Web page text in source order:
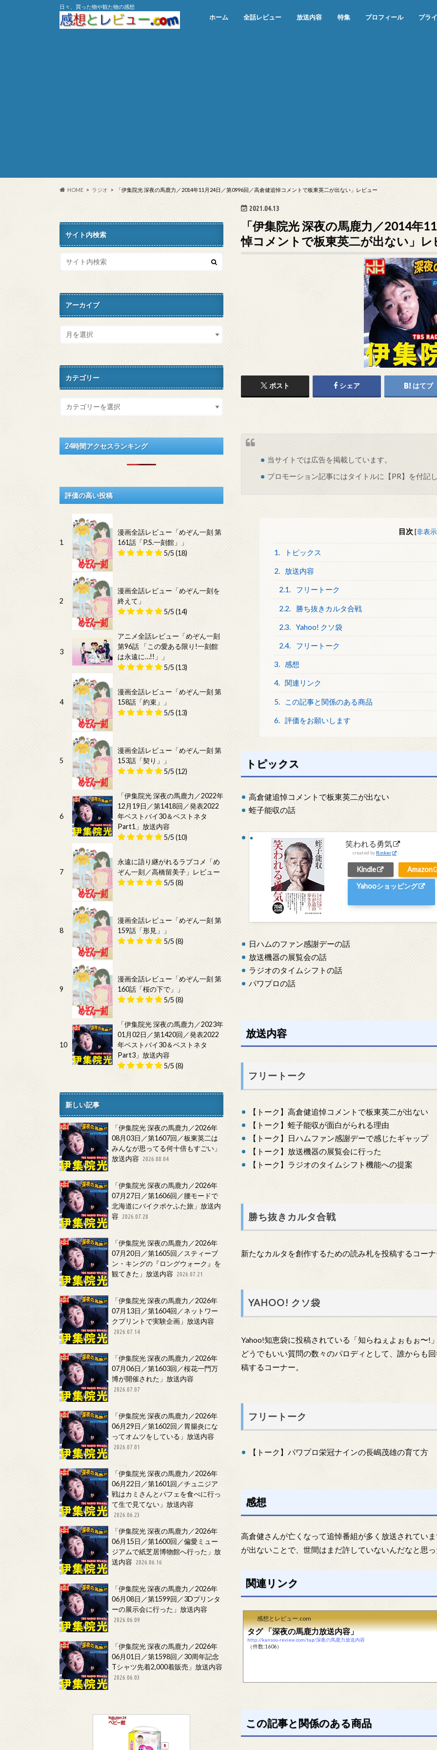
日々、買った物や観た物の感想
ホーム 全話レビュー 放送内容 特集 プロフィール プラ
HOME ラジオ 「伊集院光 深夜の馬鹿力／2014年11月24日／第0996回／高倉健追悼コメントで板東英二が出ない」レビュー
2021.04.13
「伊集院光 深夜の馬鹿力／2014年
悼コメントで板東英二が出ない」レ
ポスト シェア はてブ
当サイトでは広告を掲載しています。
プロモーション記事にはタイトルに【PR】を付記
目次 [非表示
1. トピックス
2. 放送内容
2.1. フリートーク
2.2. 勝ち抜きカルタ合戦
2.3. Yahoo! クソ袋
2.4. フリートーク
3. 感想
4. 関連リンク
5. この記事と関係のある商品
6. 評価をお願いします
トピックス
高倉健追悼コメントで板東英二が出ない
蛭子能収の話
笑われる勇気
created by Rinker
Kindle
Amazon
Yahooショッピング
日ハムのファン感謝デーの話
放送機器の展覧会の話
ラジオのタイムシフトの話
パワプロの話
放送内容
フリートーク
【トーク】高倉健追悼コメントで板東英二が出ない
【トーク】蛭子能収が面白がられる理由
【トーク】日ハムファン感謝デーで感じたギャップ
【トーク】放送機器の展覧会に行った
【トーク】ラジオのタイムシフト機能への提案
勝ち抜きカルタ合戦
新たなカルタを創作するための読み札を投稿するコー
YAHOO! クソ袋
Yahoo!知恵袋に投稿されている「知らねぇよぉもぉ〜!
どうでもいい質問の数々のパロディとして、誰からも
稿するコーナー。
フリートーク
【トーク】パワプロ栄冠ナインの長嶋茂雄の育て方
感想
高倉健さんが亡くなって追悼番組が多く放送されてい
が出ないことで、世間はまだ許していないんだなと思
関連リンク
感想とレビュー.com
タグ 「深夜の馬鹿力放送内容」
http://kansou-review.com/tag/深夜の馬鹿力放送内容
（件数:1606）
この記事と関係のある商品
サイト内検索
アーカイブ
カテゴリー
24時間アクセスランキング
評価の高い投稿
1
漫画全話レビュー「めぞん一刻 第
161話「P.S.一刻館」」
5/5 (18)
2
漫画全話レビュー「めぞん一刻を
終えて」
5/5 (14)
3
アニメ全話レビュー「めぞん一刻
第96話 「この愛ある限り!一刻館
は永遠に…!!」」
5/5 (13)
4
漫画全話レビュー「めぞん一刻 第
158話「約束」」
5/5 (13)
5
漫画全話レビュー「めぞん一刻 第
153話「契り」」
5/5 (12)
6
「伊集院光 深夜の馬鹿力／2022年
12月19日／第1418回／発表2022
年ベストバイ30＆ベストネタ
Part1」放送内容
5/5 (10)
7
永遠に語り継がれるラブコメ「め
ぞん一刻／高橋留美子」レビュー
5/5 (8)
8
漫画全話レビュー「めぞん一刻 第
159話「形見」」
5/5 (8)
9
漫画全話レビュー「めぞん一刻 第
160話「桜の下で」」
5/5 (8)
10
「伊集院光 深夜の馬鹿力／2023年
01月02日／第1420回／発表2022
年ベストバイ30＆ベストネタ
Part3」放送内容
5/5 (8)
新しい記事
「伊集院光 深夜の馬鹿力／2026年
08月03日／第1607回／板東英二は
みんなが思ってる何十倍もすごい」
放送内容
2026.08.04
「伊集院光 深夜の馬鹿力／2026年
07月27日／第1606回／腰モードで
北海道にバイクポケふた旅」放送内
容
2026.07.28
「伊集院光 深夜の馬鹿力／2026年
07月20日／第1605回／スティーブ
ン・キングの『ロングウォーク』を
観てきた」放送内容
2026.07.21
「伊集院光 深夜の馬鹿力／2026年
07月13日／第1604回／ネットワー
クプリントで実験企画」放送内容
2026.07.14
「伊集院光 深夜の馬鹿力／2026年
07月06日／第1603回／桜花一門万
博が開催された」放送内容
2026.07.07
「伊集院光 深夜の馬鹿力／2026年
06月29日／第1602回／胃腸炎にな
ってオムツをしている」放送内容
2026.07.01
「伊集院光 深夜の馬鹿力／2026年
06月22日／第1601回／チュニジア
戦はカミさんとパフェを食べに行っ
て生で見てない」放送内容
2026.06.23
「伊集院光 深夜の馬鹿力／2026年
06月15日／第1600回／偏愛ミュー
ジアムで紙芝居博物館へ行った」放
送内容
2026.06.16
「伊集院光 深夜の馬鹿力／2026年
06月08日／第1599回／3Dプリンタ
ーの展示会に行った」放送内容
2026.06.09
「伊集院光 深夜の馬鹿力／2026年
06月01日／第1598回／30周年記念
Tシャツ先着2,000着販売」放送内容
2026.06.03